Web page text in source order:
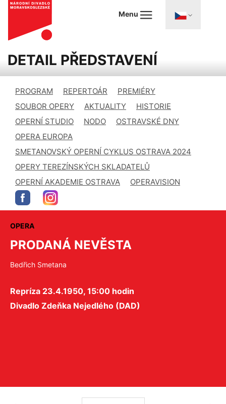
Menu
DETAIL PŘEDSTAVENÍ
PROGRAM REPERTOÁR
PREMIÉRY
SOUBOR OPERY
AKTUALITY
HISTORIE
OPERNÍ STUDIO
NODO
OSTRAVSKÉ DNY
OPERA EUROPA
SMETANOVSKÝ OPERNÍ CYKLUS OSTRAVA 2024
OPERY TEREZÍNSKÝCH SKLADATELŮ
OPERNÍ AKADEMIE OSTRAVA
OPERAVISION
OPERA
PRODANÁ NEVĚSTA
Bedřich Smetana
Repríza 23.4.1950, 15:00 hodin
Divadlo Zdeňka Nejedlého (DAD)